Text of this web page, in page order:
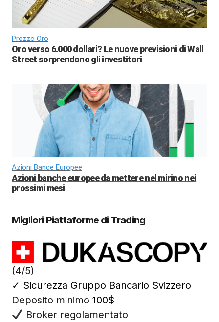
Prezzo Oro
Oro verso 6.000 dollari? Le nuove previsioni di Wall
Street sorprendono gli investitori
Azioni Bance Europee
Azioni banche europee da mettere nel mirino nei
prossimi mesi
Migliori Piattaforme di Trading
(4/5)
✓ Sicurezza Gruppo Bancario Svizzero
Deposito minimo 100$
Broker regolamentato